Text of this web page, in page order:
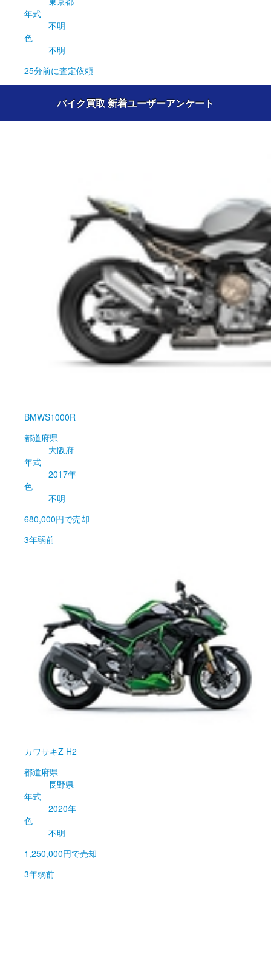
年式
不明
色
不明
25分前に査定依頼
バイク買取 新着ユーザーアンケート
BMWS1000R
都道府県
大阪府
年式
2017年
色
不明
680,000円で売却
3年弱前
カワサキZ H2
都道府県
長野県
年式
2020年
色
不明
1,250,000円で売却
3年弱前